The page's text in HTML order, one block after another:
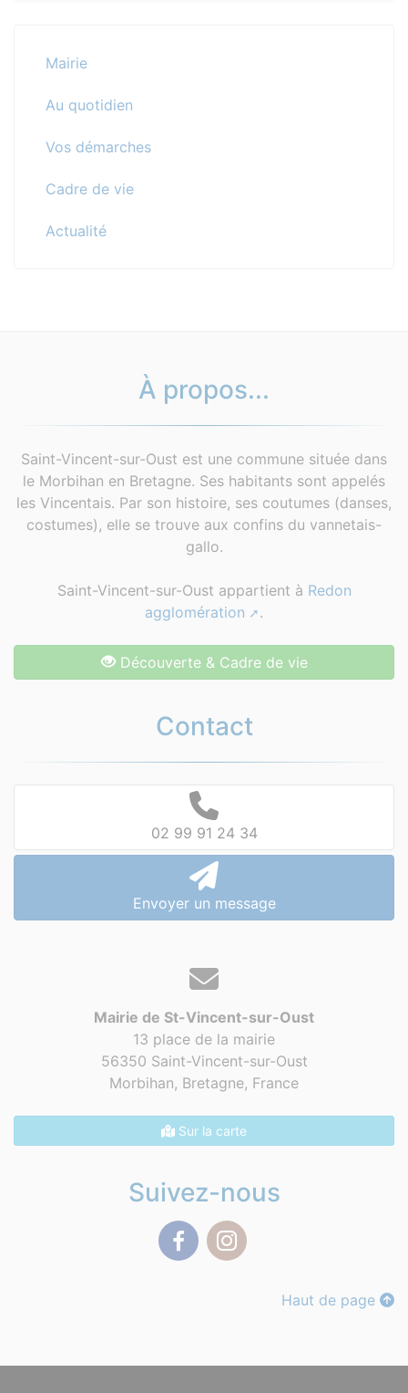
Mairie
Au quotidien
Vos démarches
Cadre de vie
Actualité
À propos...
Saint-Vincent-sur-Oust est une commune située dans
le Morbihan en Bretagne. Ses habitants sont appelés
les Vincentais. Par son histoire, ses coutumes (danses,
costumes), elle se trouve aux confins du vannetais-
gallo.
Saint-Vincent-sur-Oust appartient à Redon
agglomération
.
Découverte & Cadre de vie
Contact
02 99 91 24 34
Envoyer un message
Mairie de St-Vincent-sur-Oust
13 place de la mairie
56350 Saint-Vincent-sur-Oust
Morbihan, Bretagne, France
Sur la carte
Suivez-nous
Haut de page